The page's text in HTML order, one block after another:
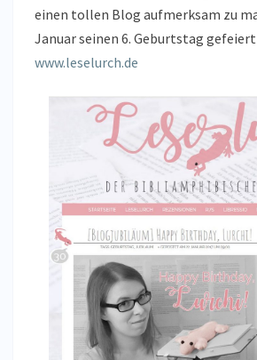
einen tollen Blog aufmerksam zu
Januar seinen 6. Geburtstag
www.leselurch.de